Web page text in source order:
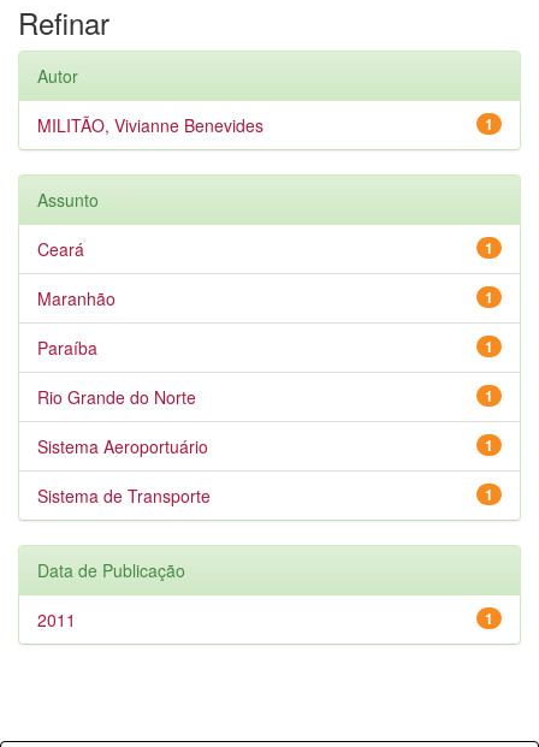
Refinar
Autor
1
MILITÃO, Vivianne Benevides
Assunto
1
Ceará
1
Maranhão
1
Paraíba
1
Rio Grande do Norte
1
Sistema Aeroportuário
1
Sistema de Transporte
Data de Publicação
1
2011